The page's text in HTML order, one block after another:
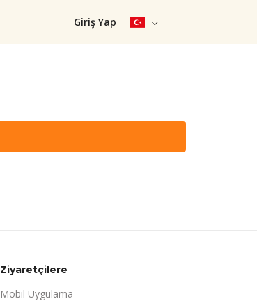
Giriş Yap
Ziyaretçilere
Mobil Uygulama